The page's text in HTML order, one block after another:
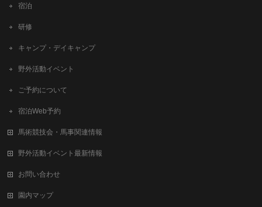
宿泊
研修
キャンプ・デイキャンプ
野外活動イベント
ご予約について
宿泊Web予約
馬術競技会・馬事関連情報
野外活動イベント最新情報
お問い合わせ
園内マップ